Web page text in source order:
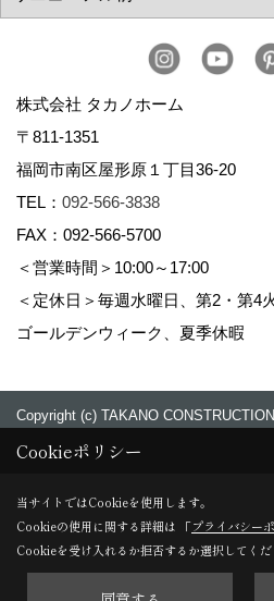
株式会社 タカノホーム
〒811-1351
福岡市南区屋形原１丁目36-20
TEL： 092-566-3838
FAX：092-566-5700
＜営業時間＞10:00～17:00
＜定休日＞毎週水曜日、第2・第4
ゴールデンウィーク、夏季休暇
Copyright (c) TAKANO
Cookieポリシー
当サイトではCookieを使用します。
Cookieの使用に関する詳細は 「プライバシー
Cookieを受け入れるか拒否するか選択してくだ